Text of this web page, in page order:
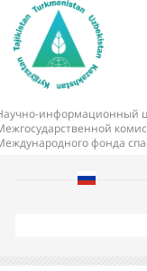
информационный
фонда
r